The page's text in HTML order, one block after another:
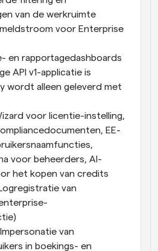
van de werkruimte
voor Enterprise
en rapportagedashboards
API v1-applicatie is
wordt alleen geleverd met
voor licentie-instelling,
EE-
voor beheerders, AI-
het kopen van credits
van
Impersonatie van
in boekings- en